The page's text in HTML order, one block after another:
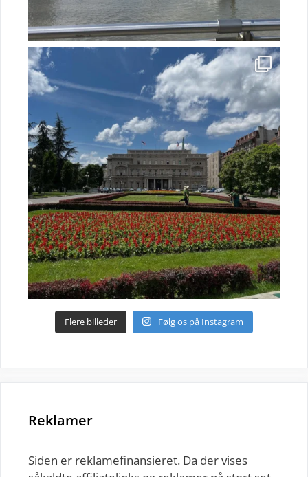
Flere billeder Følg os på Instagram
Reklamer
Siden er reklamefinansieret. Da der vises